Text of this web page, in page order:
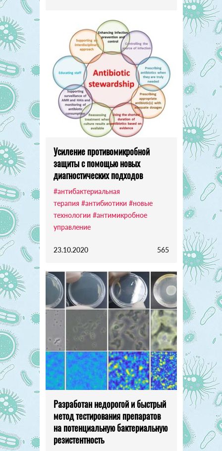
Усиление противомикробной
защиты с помощью новых
диагностических подходов
#антибактериальная
терапия #антибиотики #новые
технологии #антимикробное
управление
23.10.2020 565
Разработан недорогой и быстрый
метод тестирования препаратов
на потенциальную бактериальную
резистентность